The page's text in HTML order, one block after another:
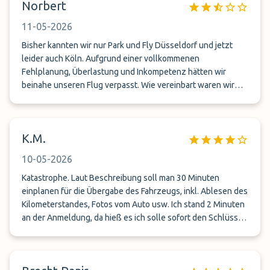
Norbert
11-05-2026
Bisher kannten wir nur Park und Fly Düsseldorf und jetzt
leider auch Köln. Aufgrund einer vollkommenen
Fehlplanung, Überlastung und Inkompetenz hätten wir
beinahe unseren Flug verpasst. Wie vereinbart waren wir
behandelt, da alle Beschäftigten mehr als überordert waren.
Hier war sowohl das Personal freunlich als auch der
Abholservice war gut und schnell - so wie es eigentlich auch
sein sollte.
K.M.
10-05-2026
Katastrophe. Laut Beschreibung soll man 30 Minuten
einplanen für die Übergabe des Fahrzeugs, inkl. Ablesen des
Kilometerstandes, Fotos vom Auto usw. Ich stand 2 Minuten
an der Anmeldung, da hieß es ich solle sofort den Schlüssel